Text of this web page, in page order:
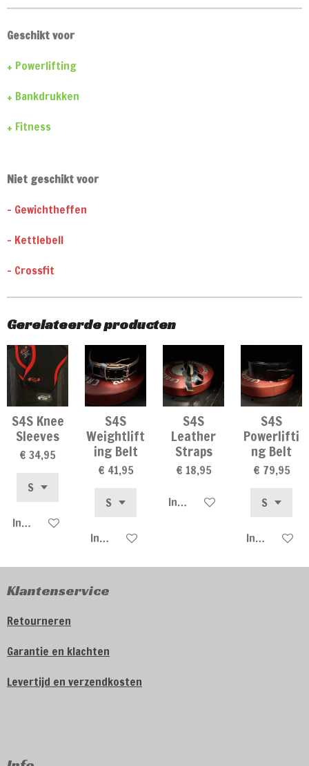
Geschikt voor
+ Powerlifting
+ Bankdrukken
+ Fitness
Niet geschikt voor
- Gewichtheffen
- Kettlebell
- Crossfit
Gerelateerde producten
S4S Knee
Sleeves
€ 34,95
In winkelwagen
S4S
Weightlift
ing Belt
€ 41,95
In winkelwagen
S4S
Leather
Straps
€ 18,95
In winkelwagen
S4S
Powerlifti
ng Belt
€ 79,95
In
Klantenservice
Retourneren
Garantie en klachten
Levertijd en verzendkosten